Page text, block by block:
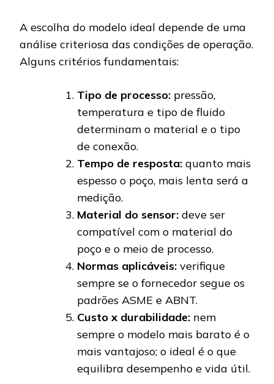
A escolha do modelo ideal depende de uma
análise criteriosa das condições de operação.
Alguns critérios fundamentais:
Tipo de processo: pressão,
temperatura e tipo de fluido
determinam o material e o tipo
de conexão.
Tempo de resposta: quanto mais
espesso o poço, mais lenta será a
medição.
Material do sensor: deve ser
compatível com o material do
poço e o meio de processo.
Normas aplicáveis: verifique
sempre se o fornecedor segue os
padrões ASME e ABNT.
Custo x durabilidade: nem
sempre o modelo mais barato é o
mais vantajoso; o ideal é o que
equilibra desempenho e vida útil.